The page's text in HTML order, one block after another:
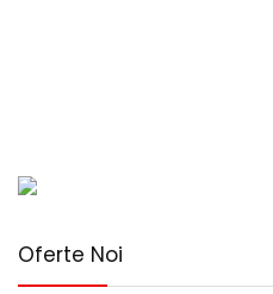
Oferte Noi